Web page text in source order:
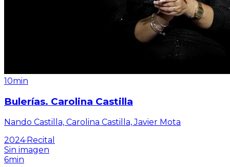
10min
Bulerías. Carolina Castilla
Nando Castilla, Carolina Castilla, Javier Mota
2024·Recital
Sin imagen
6min